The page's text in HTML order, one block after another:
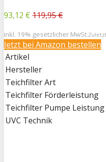
93,12 € 119,95 €
inkl. 19% gesetzlicher MwSt.
Jetzt bei Amazon bestellen
Artikel
Hersteller
Teichfilter Art
Teichfilter Förderleistung
Teichfilter Pumpe Leistung
UVC Technik